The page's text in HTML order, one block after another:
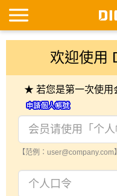
欢迎使用
★ 若您是第一次使用
【范例：user@company.com】